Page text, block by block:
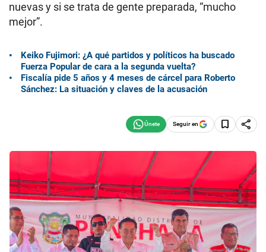
nuevas y si se trata de gente preparada, “mucho
mejor”.
Keiko Fujimori: ¿A qué partidos y políticos ha buscado
Fuerza Popular de cara a la segunda vuelta?
Fiscalía pide 5 años y 4 meses de cárcel para Roberto
Sánchez: La situación y claves de la acusación
Seguir en